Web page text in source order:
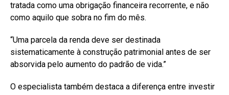
tratada como uma obrigação financeira recorrente, e não
como aquilo que sobra no fim do mês.
“Uma parcela da renda deve ser destinada
sistematicamente à construção patrimonial antes de ser
absorvida pelo aumento do padrão de vida.”
O especialista também destaca a diferença entre investir